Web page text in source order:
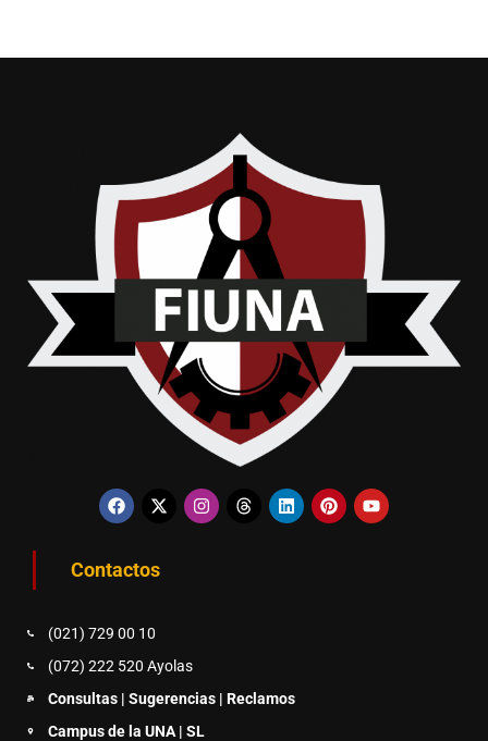
Contactos
(021) 729 00 10
(072) 222 520 Ayolas
Consultas | Sugerencias | Reclamos
Campus de la UNA | SL